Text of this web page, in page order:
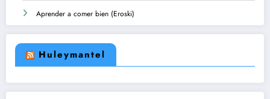
Aprender a comer bien (Eroski)
Huleymantel